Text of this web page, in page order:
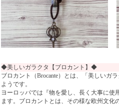
◆美しいガラクタ【ブロカント】◆
ブロカント（Brocante）とは、「美しいガ
ようです。
ヨーロッパでは『物を愛し、長く大事に
ます。ブロカントとは、その様な欧州文化